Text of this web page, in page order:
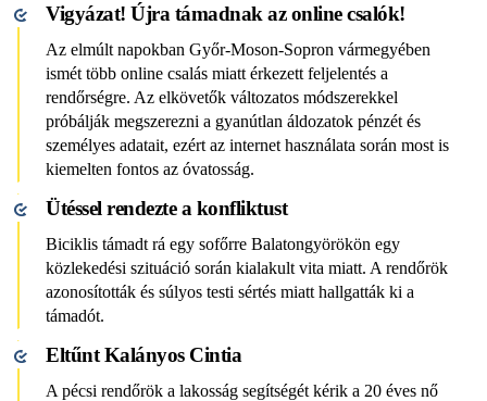
Vigyázat! Újra támadnak az online csalók!
Az elmúlt napokban Győr-Moson-Sopron vármegyében
ismét több online csalás miatt érkezett feljelentés a
rendőrségre. Az elkövetők változatos módszerekkel
próbálják megszerezni a gyanútlan áldozatok pénzét és
személyes adatait, ezért az internet használata során most is
kiemelten fontos az óvatosság.
Ütéssel rendezte a konfliktust
Biciklis támadt rá egy sofőrre Balatongyörökön egy
közlekedési szituáció során kialakult vita miatt. A rendőrök
azonosították és súlyos testi sértés miatt hallgatták ki a
támadót.
Eltűnt Kalányos Cintia
A pécsi rendőrök a lakosság segítségét kérik a 20 éves nő